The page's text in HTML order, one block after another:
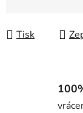
Tisk